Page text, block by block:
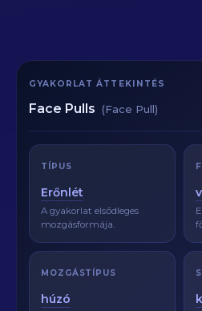
GYAKORLAT ÁTTEKINTÉS
Face Pulls (Face Pull)
TÍPUS
Erőnlét
A gyakorlat elsődleges
mozgásformája.
MOZGÁSTÍPUS
húzó